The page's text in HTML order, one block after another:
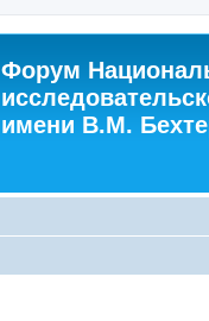
Форум
имени В.М.